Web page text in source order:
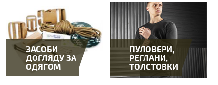
ЗАСОБИ
ДОГЛЯДУ ЗА
ОДЯГОМ
ПУЛОВЕРИ,
РЕГЛАНИ,
ТОЛСТОВКИ